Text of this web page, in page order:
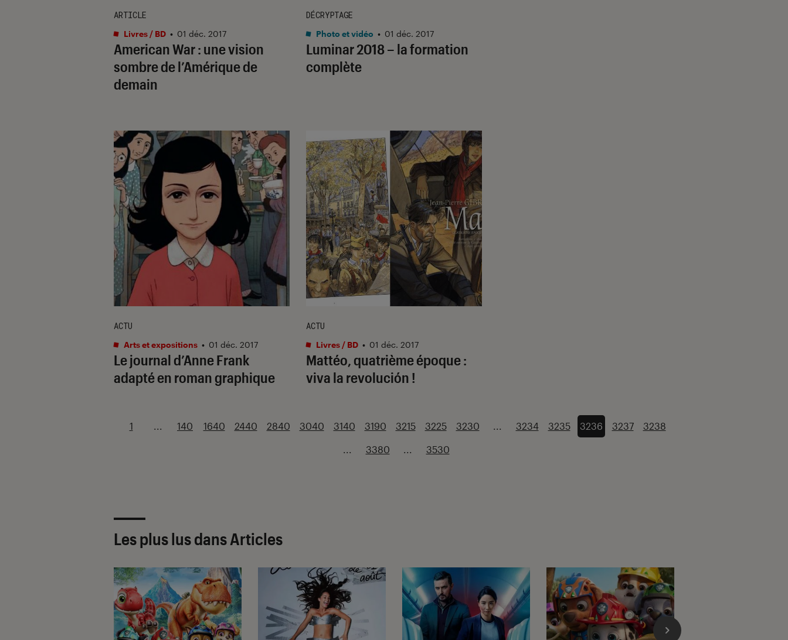
American War : une vision
sombre de l’Amérique de
demain
ARTICLE
Livres / BD • 01 déc. 2017
Luminar 2018 – la formation
complète
DÉCRYPTAGE
Photo et vidéo • 01 déc. 2017
Le journal d’Anne Frank
adapté en roman graphique
ACTU
Arts et expositions • 01 déc. 2017
Mattéo, quatrième époque :
viva la revolución !
ACTU
Livres / BD • 01 déc. 2017
1 ... 140 1640 2440 2840 3040 3140 3190 3215 3225 3230 ... 3234 3235 3236 3237 3238
... 3380 ... 3530
Les plus lus dans Articles